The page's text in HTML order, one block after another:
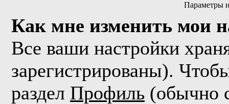
Параметры
Как мне изменить мои
Все ваши настройки
зарегистрированы).
раздел Профиль (обычно